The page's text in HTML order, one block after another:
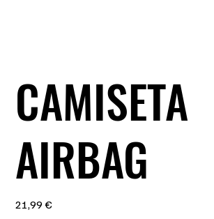
CAMISETA
AIRBAG
21,99 €